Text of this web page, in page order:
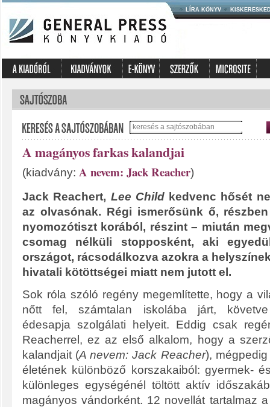
LÍRA KÖNYV
A magányos farkas kalandjai
(kiadvány: A nevem: Jack Reacher)
Jack Reachert, Lee Childkedvenc hősét
az olvasónak. Régi ismerősünk ő,
nyomozótiszt korából, részint – miután
csomag nélküli stopposként, aki
országot, rácsodálkozva azokra a
hivatali kötöttségei miatt nem jutott el.
Sok róla szóló regény megemlítette, hogy a
nőtt fel, számtalan iskolába járt, követve
édesapja szolgálati helyeit. Eddig csak
Reacherrel, ez az első alkalom, hogy a
kalandjait (A nevem: Jack Reacher),
életének különböző korszakaiból: gyermek-
különleges egységénél töltött aktív
magányos vándorként. 12 novellát tartalmaz